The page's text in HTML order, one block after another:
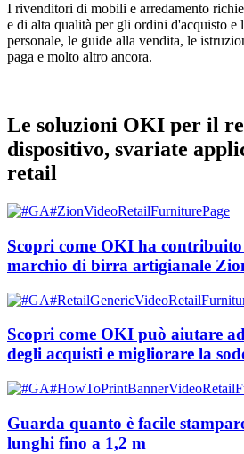
I rivenditori di mobili e arredamento
e di alta qualità per gli ordini d'acquisto e
personale, le guide alla vendita, le
paga e molto altro ancora.
Le soluzioni OKI per il
dispositivo, svariate
retail
Scopri come OKI ha
marchio di birra artigianale
Scopri come OKI può aiutare
degli acquisti e migliorare la
Guarda quanto è facile
lunghi fino a 1,2 m